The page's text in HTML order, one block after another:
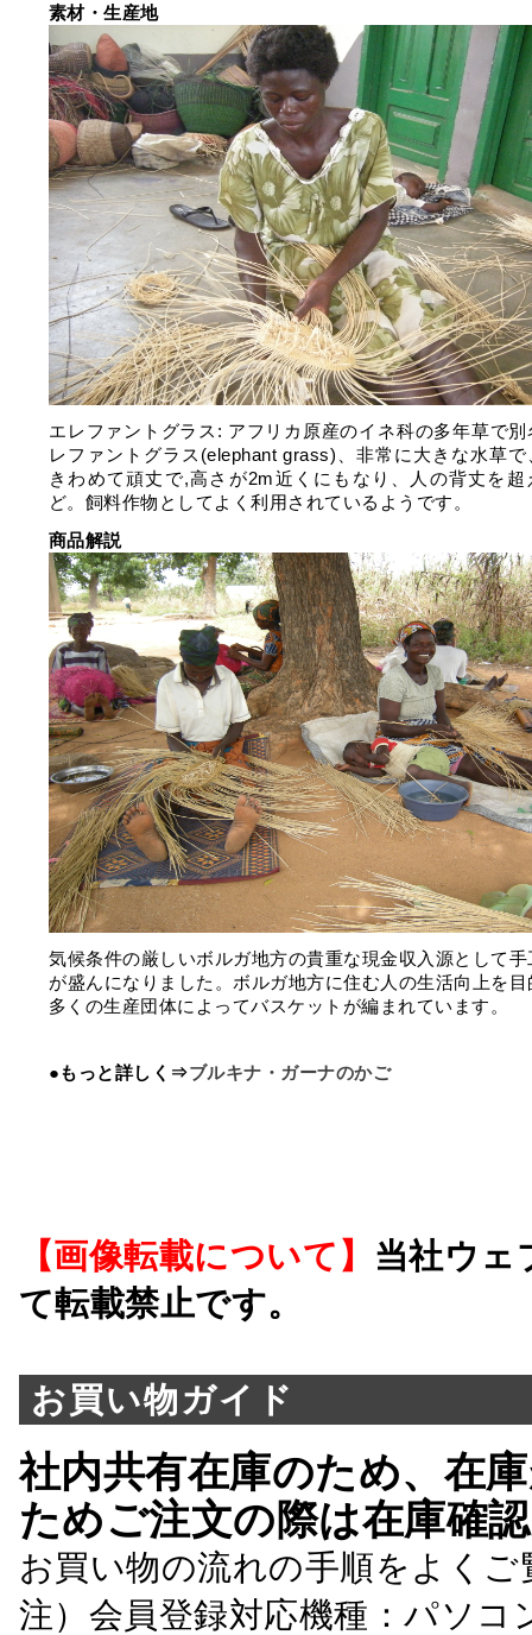
素材・生産地
エレファントグラス: アフリカ原産のイネ科の多年草で別
レファントグラス(elephant grass)、非常に大きな水草で
きわめて頑丈で,高さが2m近くにもなり、人の背丈を超
ど。飼料作物としてよく利用されているようです。
商品解説
気候条件の厳しいボルガ地方の貴重な現金収入源として
が盛んになりました。ボルガ地方に住む人の生活向上を
多くの生産団体によってバスケットが編まれています。
●もっと詳しく⇒ブルキナ・ガーナのかご
【画像転載について】 当社ウェ
て転載禁止です。
お買い物ガイド
社内共有在庫のため、在
ためご注文の際は在庫確
お買い物の流れの手順をよくご
注）会員登録対応機種：パソ